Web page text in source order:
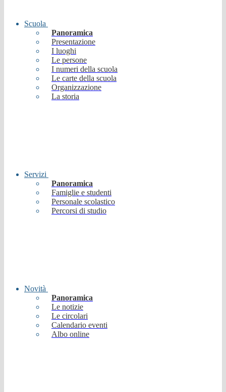
Scuola
Panoramica
Presentazione
I luoghi
Le persone
I numeri della scuola
Le carte della scuola
Organizzazione
La storia
Servizi
Panoramica
Famiglie e studenti
Personale scolastico
Percorsi di studio
Novità
Panoramica
Le notizie
Le circolari
Calendario eventi
Albo online